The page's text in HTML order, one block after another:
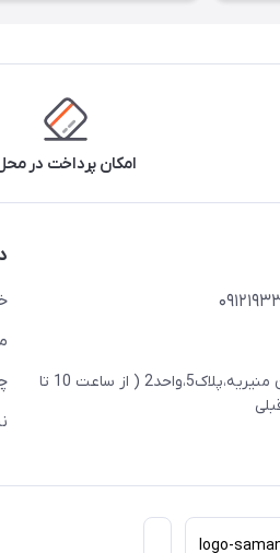
امکان پرداخت در
تهران،ضلع شرقی میدان منیریه،پلاک5،واحد2 ( از ساعت 10 تا